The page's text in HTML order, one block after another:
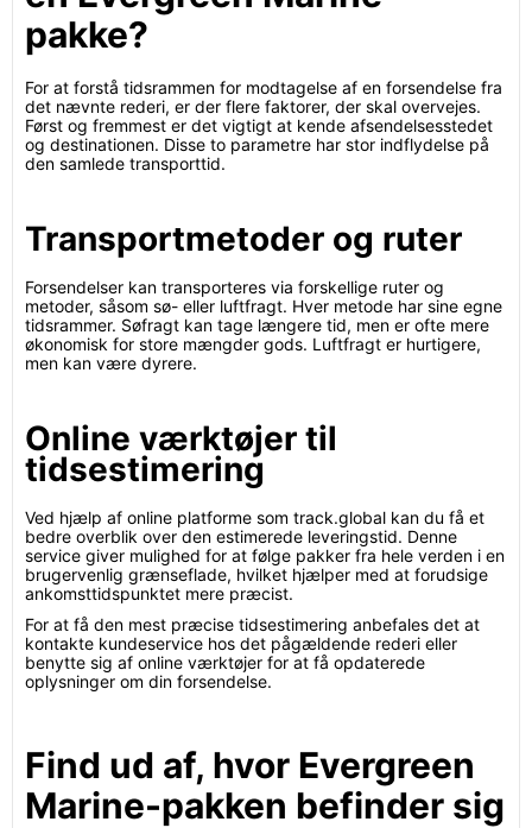
pakke?
For at forstå tidsrammen for modtagelse af en forsendelse fra
det nævnte rederi, er der flere faktorer, der skal overvejes.
Først og fremmest er det vigtigt at kende afsendelsesstedet
og destinationen. Disse to parametre har stor indflydelse på
den samlede transporttid.
Transportmetoder og ruter
Forsendelser kan transporteres via forskellige ruter og
metoder, såsom sø- eller luftfragt. Hver metode har sine egne
tidsrammer. Søfragt kan tage længere tid, men er ofte mere
økonomisk for store mængder gods. Luftfragt er hurtigere,
men kan være dyrere.
Online værktøjer til
tidsestimering
Ved hjælp af online platforme som track.global kan du få et
bedre overblik over den estimerede leveringstid. Denne
service giver mulighed for at følge pakker fra hele verden i en
brugervenlig grænseflade, hvilket hjælper med at forudsige
ankomsttidspunktet mere præcist.
For at få den mest præcise tidsestimering anbefales det at
kontakte kundeservice hos det pågældende rederi eller
benytte sig af online værktøjer for at få opdaterede
oplysninger om din forsendelse.
Find ud af, hvor Evergreen
Marine-pakken befinder sig